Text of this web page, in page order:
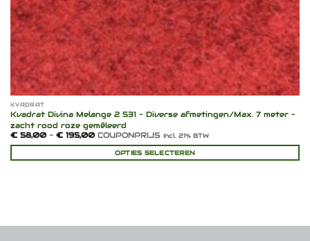
KVADRAT
Kvadrat Divina Melange 2 531 – Diverse afmetingen/Max. 7 meter –
zacht rood roze gemêleerd
€58,00 - €195,00Prijsklasse:
€ 58,00
tot
€ 195,00
COUPONPRIJS Incl. 21% BTW
OPTIES SELECTEREN
Deze